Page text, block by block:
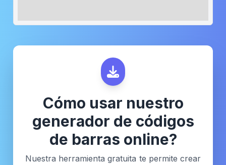
Cómo usar nuestro
generador de códigos
de barras online?
Nuestra herramienta gratuita te permite crear